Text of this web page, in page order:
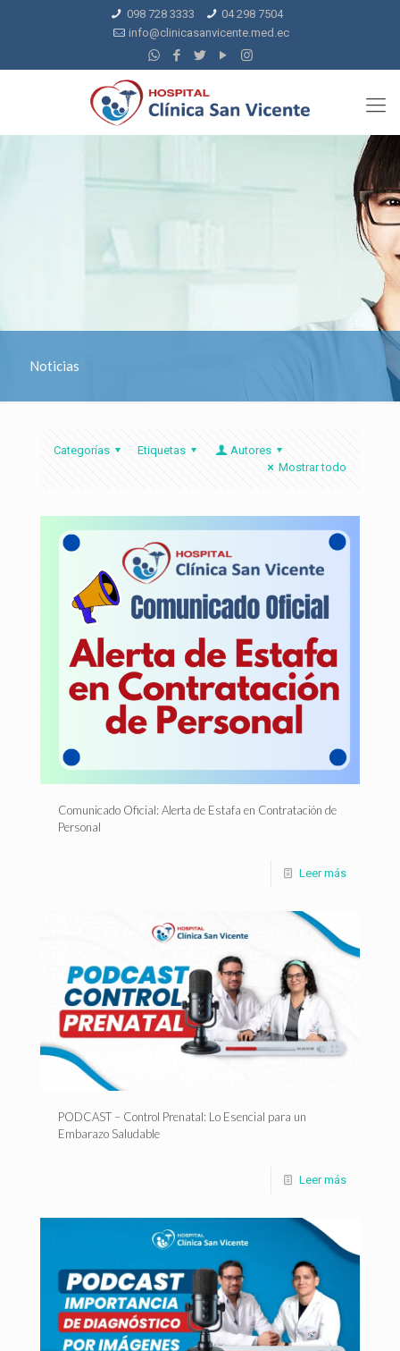
098 728 3333
04 298 7504
info@clinicasanvicente.med.ec
Noticias
Categorías Etiquetas
Autores
Mostrar todo
Comunicado Oficial: Alerta de Estafa en Contratación de
Personal
Leer más
PODCAST – Control Prenatal: Lo Esencial para un
Embarazo Saludable
Leer más